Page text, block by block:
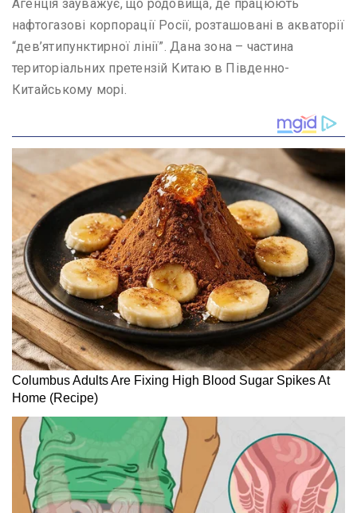
Агенція зауважує, що родовища, де працюють
нафтогазові корпорації Росії, розташовані в акваторії
“дев’ятипунктирної лінії”. Дана зона – частина
територіальних претензій Китаю в Південно-
Китайському морі.